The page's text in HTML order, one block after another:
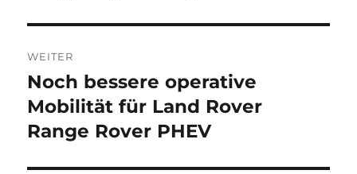
WEITER
Nächster
Beitrag:
Noch bessere operative
Mobilität für Land Rover
Range Rover PHEV